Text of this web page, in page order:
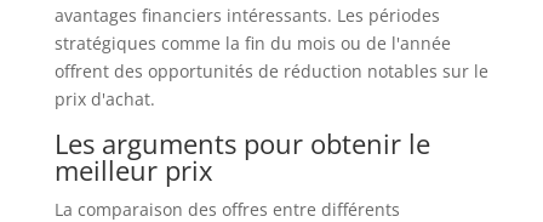
avantages financiers intéressants. Les périodes
stratégiques comme la fin du mois ou de l'année
offrent des opportunités de réduction notables sur le
prix d'achat.
Les arguments pour obtenir le
meilleur prix
La comparaison des offres entre différents